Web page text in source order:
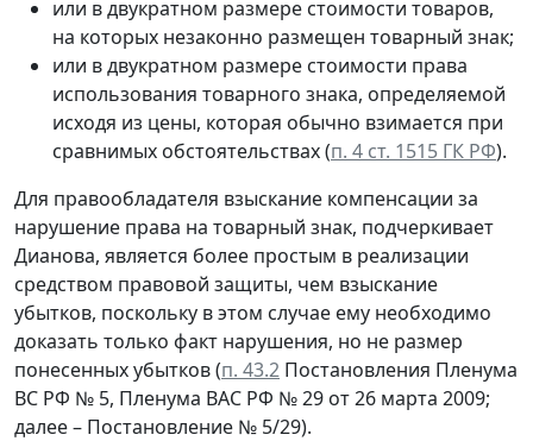
или в двукратном размере стоимости товаров,
на которых незаконно размещен товарный знак;
или в двукратном размере стоимости права
использования товарного знака, определяемой
исходя из цены, которая обычно взимается при
сравнимых обстоятельствах (п. 4 ст. 1515 ГК РФ).
Для правообладателя взыскание компенсации за
нарушение права на товарный знак, подчеркивает
Дианова, является более простым в реализации
средством правовой защиты, чем взыскание
убытков, поскольку в этом случае ему необходимо
доказать только факт нарушения, но не размер
понесенных убытков (п. 43.2 Постановления Пленума
ВС РФ № 5, Пленума ВАС РФ № 29 от 26 марта 2009;
далее – Постановление № 5/29).